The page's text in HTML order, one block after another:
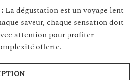
La dégustation est un voyage lent
saveur, chaque sensation doit
attention pour profiter
offerte.